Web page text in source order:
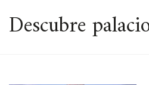
Descubre